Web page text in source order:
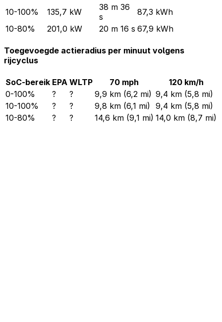
10-100% 135,7 kW
38 m 36
s
87,3 kWh
10-80%
201,0 kW 20 m 16 s 67,9 kWh
Toegevoegde actieradius per minuut volgens
rijcyclus
SoC-bereik EPA WLTP 70 mph
120 km/h
0-100%
? ? 9,9 km (6,2 mi) 9,4 km (5,8 mi)
10-100%
? ? 9,8 km (6,1 mi) 9,4 km (5,8 mi)
10-80%
? ? 14,6 km (9,1 mi) 14,0 km (8,7 mi)